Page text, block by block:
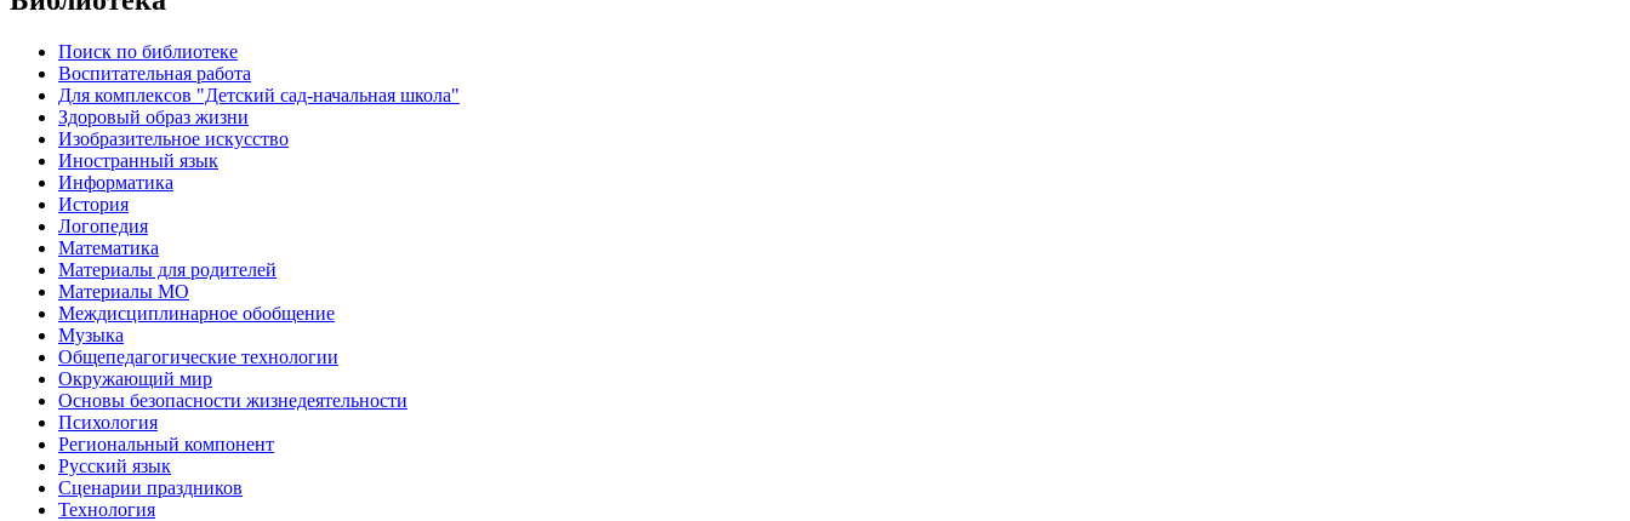
Поиск по библиотеке
Воспитательная работа
Для комплексов "Детский сад-начальная школа"
Здоровый образ жизни
Изобразительное искусство
Иностранный язык
Информатика
История
Логопедия
Математика
Материалы для родителей
Материалы МО
Междисциплинарное обобщение
Музыка
Общепедагогические технологии
Окружающий мир
Основы безопасности жизнедеятельности
Психология
Региональный компонент
Русский язык
Сценарии праздников
Технология